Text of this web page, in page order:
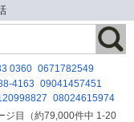
0360 0671782549
4163 09041457451
08024615974
08070940459
ジ目（約79,000件中 1-20